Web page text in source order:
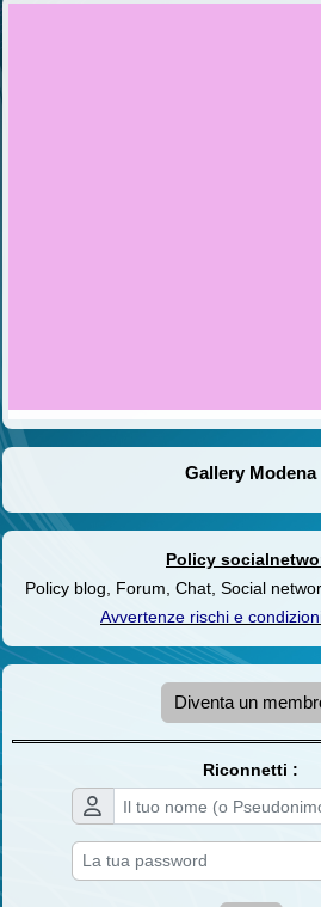
Gallery Modena
Policy
Policy blog, Forum, Chat, Social
Avvertenze rischi e
Diventa un
Riconnetti :